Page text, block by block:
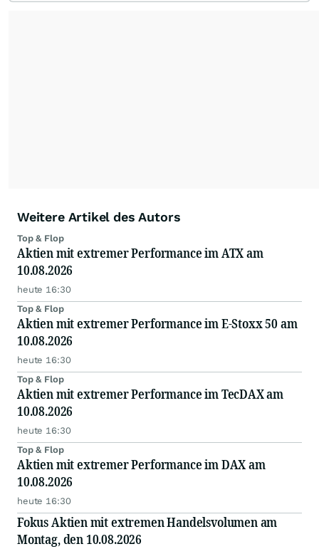
Weitere Artikel des Autors
Top & Flop
Aktien mit extremer Performance im ATX am
10.08.2026
heute 16:30
Top & Flop
Aktien mit extremer Performance im E-Stoxx 50 am
10.08.2026
heute 16:30
Top & Flop
Aktien mit extremer Performance im TecDAX am
10.08.2026
heute 16:30
Top & Flop
Aktien mit extremer Performance im DAX am
10.08.2026
heute 16:30
Fokus Aktien mit extremen Handelsvolumen am
Montag, den 10.08.2026